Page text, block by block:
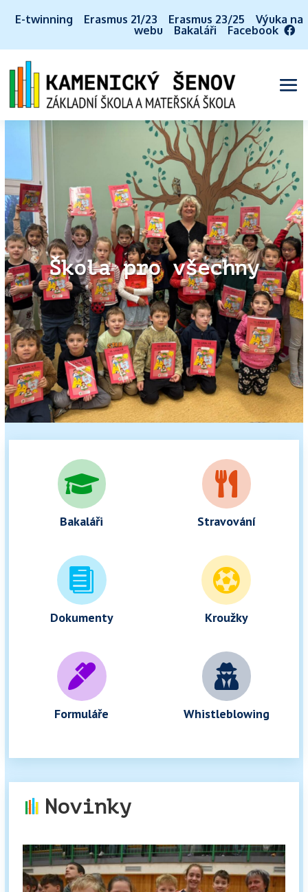
E-twinning Erasmus 21/23 Erasmus 23/25
Výuka na
webu
Bakaláři Facebook
Škola pro všechny

Bakaláři

Stravování

Dokumenty

Kroužky

Formuláře

Whistleblowing
Novinky